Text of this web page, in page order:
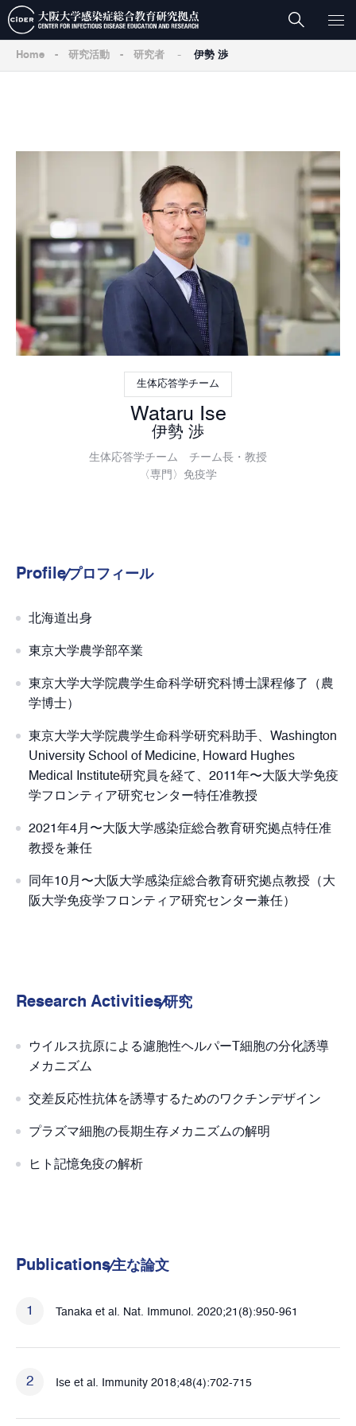
Home - 研究活動 - 研究者 - 伊勢 渉
生体応答学チーム
Wataru Ise
伊勢 渉
生体応答学チーム チーム長・教授
〈専門〉免疫学
Profileプロフィール
北海道出身
東京大学農学部卒業
東京大学大学院農学生命科学研究科博士課程修了（農
学博士）
東京大学大学院農学生命科学研究科助手、Washington
University School of Medicine, Howard Hughes
Medical Institute研究員を経て、2011年〜大阪大学免疫
学フロンティア研究センター特任准教授
2021年4月〜大阪大学感染症総合教育研究拠点特任准
教授を兼任
同年10月〜大阪大学感染症総合教育研究拠点教授（大
阪大学免疫学フロンティア研究センター兼任）
Research Activities研究
ウイルス抗原による濾胞性ヘルパーT細胞の分化誘導
メカニズム
交差反応性抗体を誘導するためのワクチンデザイン
プラズマ細胞の長期生存メカニズムの解明
ヒト記憶免疫の解析
Publications主な論⽂
Tanaka et al. Nat. Immunol. 2020;21(8):950-961
Ise et al. Immunity 2018;48(4):702-715